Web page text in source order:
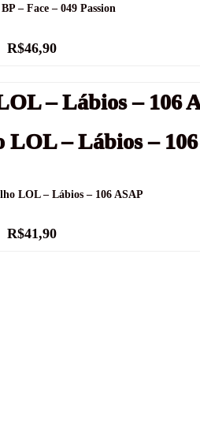
– Face – 049 Passion
R$46,90
LOL – Lábios – 106 ASAP
R$41,90